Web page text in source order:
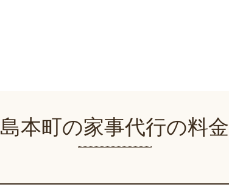
島本町の家事代行の料金